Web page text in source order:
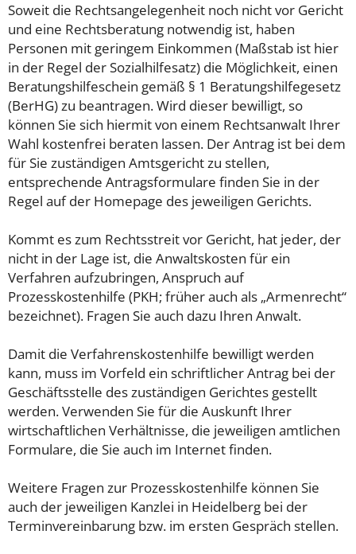
Soweit die Rechtsangelegenheit noch nicht vor Gericht
und eine Rechtsberatung notwendig ist, haben
Personen mit geringem Einkommen (Maßstab ist hier
in der Regel der Sozialhilfesatz) die Möglichkeit, einen
Beratungshilfeschein gemäß § 1 Beratungshilfegesetz
(BerHG) zu beantragen. Wird dieser bewilligt, so
können Sie sich hiermit von einem Rechtsanwalt Ihrer
Wahl kostenfrei beraten lassen. Der Antrag ist bei dem
für Sie zuständigen Amtsgericht zu stellen,
entsprechende Antragsformulare finden Sie in der
Regel auf der Homepage des jeweiligen Gerichts.
Kommt es zum Rechtsstreit vor Gericht, hat jeder, der
nicht in der Lage ist, die Anwaltskosten für ein
Verfahren aufzubringen, Anspruch auf
Prozesskostenhilfe (PKH; früher auch als „Armenrecht“
bezeichnet). Fragen Sie auch dazu Ihren Anwalt.
Damit die Verfahrenskostenhilfe bewilligt werden
kann, muss im Vorfeld ein schriftlicher Antrag bei der
Geschäftsstelle des zuständigen Gerichtes gestellt
werden. Verwenden Sie für die Auskunft Ihrer
wirtschaftlichen Verhältnisse, die jeweiligen amtlichen
Formulare, die Sie auch im Internet finden.
Weitere Fragen zur Prozesskostenhilfe können Sie
auch der jeweiligen Kanzlei in Heidelberg bei der
Terminvereinbarung bzw. im ersten Gespräch stellen.